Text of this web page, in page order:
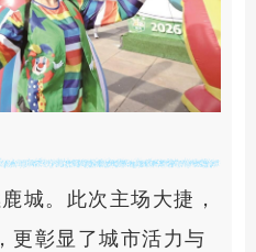
城。此次主场大捷，
更彰显了城市活力与